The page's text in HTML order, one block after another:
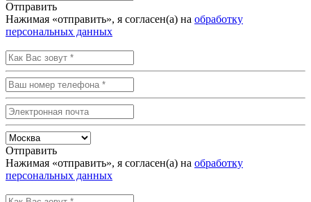
Отправить
Нажимая «отправить», я согласен(а) на обработку
персональных данных
Отправить
Нажимая «отправить», я согласен(а) на обработку
персональных данных